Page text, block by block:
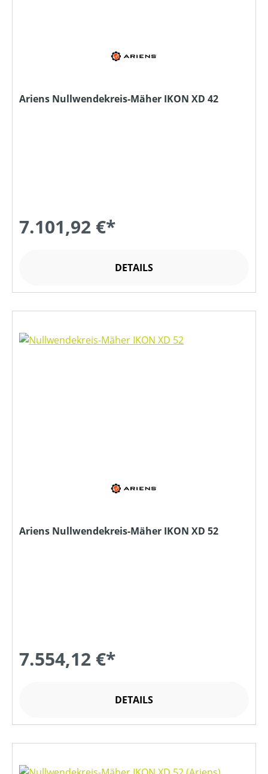
Ariens Nullwendekreis-Mäher IKON XD 42
7.101,92 €*
DETAILS
Ariens Nullwendekreis-Mäher IKON XD 52
7.554,12 €*
DETAILS